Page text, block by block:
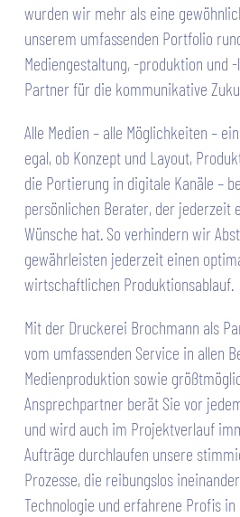
wurden wir mehr als eine
unserem umfassenden Portfolio
Mediengestaltung, -produktion und
Partner für die kommunikative
Alle Medien – alle Möglichkeiten –
egal, ob Konzept und Layout,
die Portierung in digitale Kanäle –
persönlichen Berater, der jederzeit
Wünsche hat. So verhindern wir
gewährleisten jederzeit einen
wirtschaftlichen Produktionsablauf.
Mit der Druckerei Brochmann als
vom umfassenden Service in allen
Medienproduktion sowie
Ansprechpartner berät Sie vor
und wird auch im Projektverlauf
Aufträge durchlaufen unsere
Prozesse, die reibungslos
Technologie und erfahrene Profis in